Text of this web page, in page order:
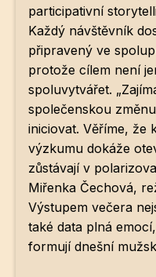
participativní
Každý návštěvník
připravený ve
protože cílem není
spoluvytvářet.
společenskou
iniciovat. Věříme, že
výzkumu dokáže
zůstávají v
Miřenka Čechová,
Výstupem večera
také data plná
formují dnešní